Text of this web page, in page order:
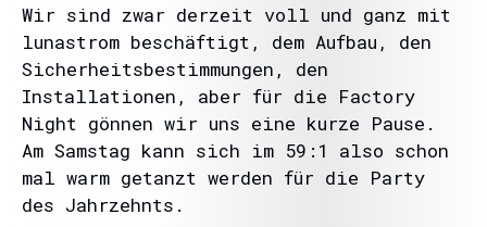
Wir sind zwar derzeit voll und ganz mit
lunastrom beschäftigt, dem Aufbau, den
Sicherheitsbestimmungen, den
Installationen, aber für die Factory
Night gönnen wir uns eine kurze Pause.
Am Samstag kann sich im 59:1 also schon
mal warm getanzt werden für die Party
des Jahrzehnts.